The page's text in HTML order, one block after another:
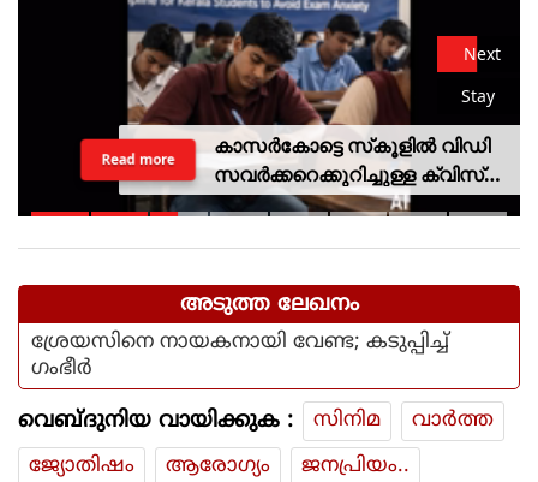
Next
Stay
കാസര്‍കോട്ടെ സ്‌കൂളില്‍ വിഡി
സവര്‍ക്കറെക്കുറിച്ചുള്ള ക്വിസ്
മത്സരം; അന്വേഷണത്തിന്
Read more
അടുത്ത ലേഖനം
ശ്രേയസിനെ നായകനായി വേണ്ട; കടുപ്പിച്ച്
ഗംഭീർ
വെബ്ദുനിയ വായിക്കുക : സിനിമ
വാര്‍ത്ത
ജ്യോതിഷം
ആരോഗ്യം ജനപ്രിയം..